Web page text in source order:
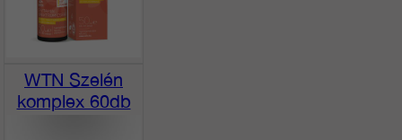
WTN Szelén
komplex 60db